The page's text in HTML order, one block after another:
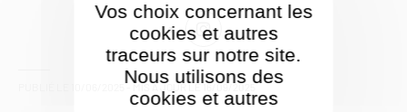
Vos choix concernant les
cookies et autres
traceurs sur notre site.
Nous utilisons des
cookies et autres
10/06/2025- MIS À JOUR LE16/09/2025